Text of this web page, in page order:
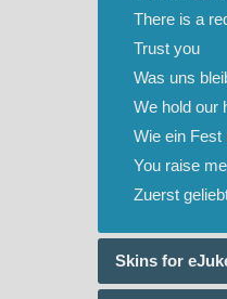
There is a
Trust you
Was uns
We hold our
Wie ein Fest
You raise
Zuerst
Skins for